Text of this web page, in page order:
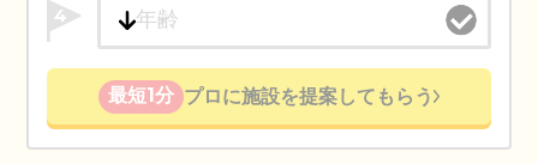
4
最短1分 プロに施設を提案してもらう